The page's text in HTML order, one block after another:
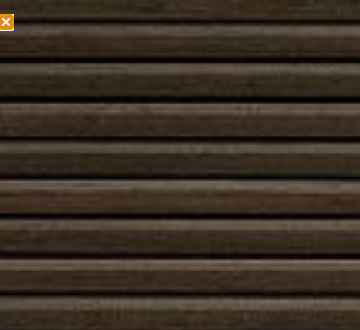
Olemme muuttamassa! Lisätietoa löydättäältä!
Etusivu/Kauppa/Liedet/ Austroflamm Heidi Back 2.0